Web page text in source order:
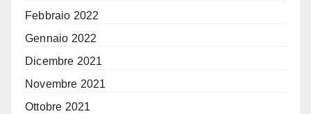
Febbraio 2022
Gennaio 2022
Dicembre 2021
Novembre 2021
Ottobre 2021